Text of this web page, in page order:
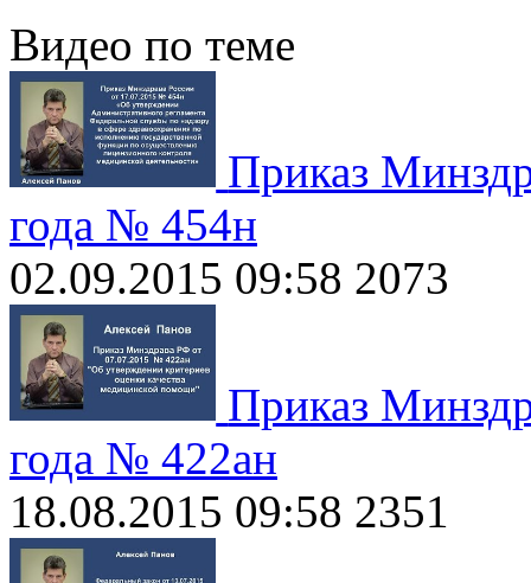
Видео по теме
Приказ
года № 454н
02.09.2015 09:58 2073
Приказ
года № 422ан
18.08.2015 09:58 2351